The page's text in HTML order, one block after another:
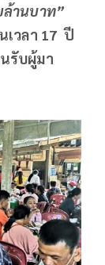
านบาท”
วลา 17 ปี
รับผู้มา